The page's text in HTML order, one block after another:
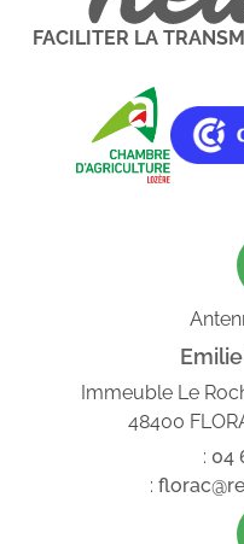
FACILITER LA
Immeuble Le
48400
: 04
: